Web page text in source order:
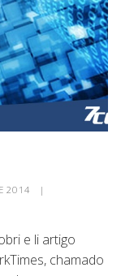
2014
|
e li artigo
chamado